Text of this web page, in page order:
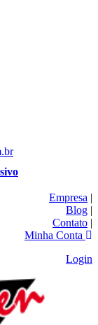
Empresa |
Blog |
Contato |
Minha Conta
Login